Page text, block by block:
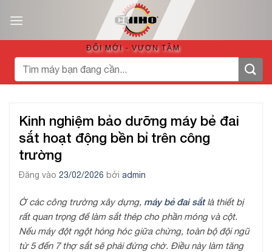
qua
ĐỔI MỚI - VƯƠN TẦM
Tìm
kiếm:
Kinh nghiệm bảo dưỡng máy bẻ đai
sắt hoạt động bền bỉ trên công
trường
Đăng vào 23/02/2026 bởi admin
Ở các công trường xây dựng, máy bẻ đai sắtlà thiết bị
rất quan trọng để làm sắt thép cho phần móng và cột.
Nếu máy đột ngột hỏng hóc giữa chừng, toàn bộ đội ngũ
từ 5 đến 7 thợ sắt sẽ phải đứng chờ. Điều này làm tăng